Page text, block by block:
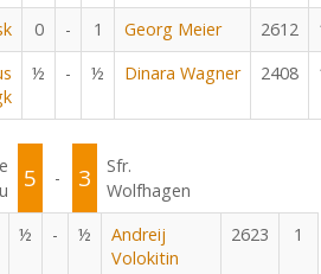
0 - 1 Georg Meier 2612
½ - ½ Dinara Wagner 2408
5 - 3
Sfr.
Wolfhagen
½ - ½
Andreij
Volokitin
2623 1